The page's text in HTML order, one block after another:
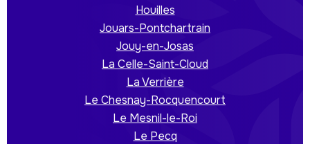
Houilles
Jouars-Pontchartrain
Jouy-en-Josas
La Celle-Saint-Cloud
La Verrière
Le Chesnay-Rocquencourt
Le Mesnil-le-Roi
Le Pecq